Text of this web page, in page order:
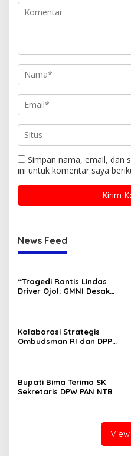
Simpan nama, email, dan
ini untuk komentar saya
News Feed
“Tragedi Rantis Lindas
Driver Ojol: GMNI Desak
Kolaborasi Strategis
Ombudsman RI dan DPP
Bupati Bima Terima SK
Sekretaris DPW PAN NTB